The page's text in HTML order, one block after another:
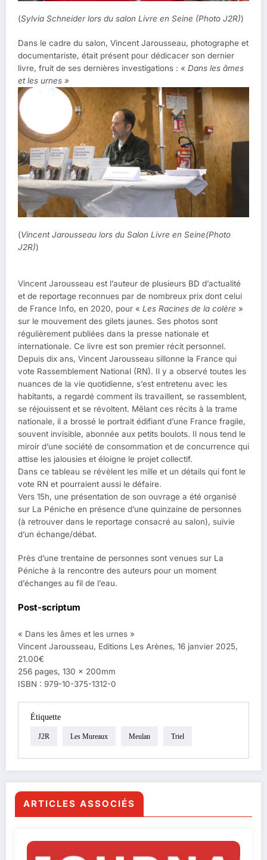
(Sylvia Schneider lors du salon Livre en Seine (Photo J2R))
Dans le cadre du salon, Vincent Jarousseau, photographe et
documentariste, était présent pour dédicacer son dernier
livre, fruit de ses dernières investigations : « Dans les âmes
et les urnes »
(Vincent Jarousseau lors du Salon Livre en Seine(Photo
J2R))
Vincent Jarousseau est l’auteur de plusieurs BD d’actualité
et de reportage reconnues par de nombreux prix dont celui
de France Info, en 2020, pour « Les Racines de la colère »
sur le mouvement des gilets jaunes. Ses photos sont
régulièrement publiées dans la presse nationale et
internationale. Ce livre est son premier récit personnel.
Depuis dix ans, Vincent Jarousseau sillonne la France qui
vote Rassemblement National (RN). Il y a observé toutes les
nuances de la vie quotidienne, s’est entretenu avec les
habitants, a regardé comment ils travaillent, se rassemblent,
se réjouissent et se révoltent. Mêlant ces récits à la trame
nationale, il a brossé le portrait édifiant d’une France fragile,
souvent invisible, abonnée aux petits boulots. Il nous tend le
miroir d’une société de consommation et de concurrence qui
attise les jalousies et éloigne le projet collectif.
Dans ce tableau se révèlent les mille et un détails qui font le
vote RN et pourraient aussi le défaire.
Vers 15h, une présentation de son ouvrage a été organisé
sur La Péniche en présence d’une quinzaine de personnes
(à retrouver dans le reportage consacré au salon), suivie
d’un échange/débat.
Près d’une trentaine de personnes sont venues sur La
Péniche à la rencontre des auteurs pour un moment
d’échanges au fil de l’eau.
Post-scriptum
« Dans les âmes et les urnes »
Vincent Jarousseau, Editions Les Arènes, 16 janvier 2025,
21.00€
256 pages, 130 x 200mm
ISBN : 979-10-375-1312-0
Étiquette
J2R Les Mureaux Meulan Triel
ARTICLES ASSOCIÉS